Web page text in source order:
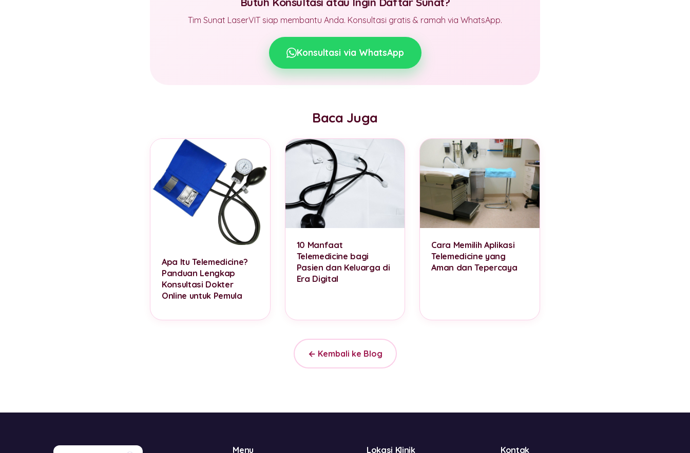
Tim Sunat LaserVIT siap membantu Anda. Konsultasi gratis & ramah via WhatsApp.
Konsultasi via WhatsApp
Baca Juga
Apa Itu Telemedicine?
Panduan Lengkap
Konsultasi Dokter
Online untuk Pemula
10 Manfaat
Telemedicine bagi
Pasien dan Keluarga di
Era Digital
Cara Memilih Aplikasi
Telemedicine yang
Aman dan Tepercaya
← Kembali ke Blog
Menu Lokasi Klinik Kontak